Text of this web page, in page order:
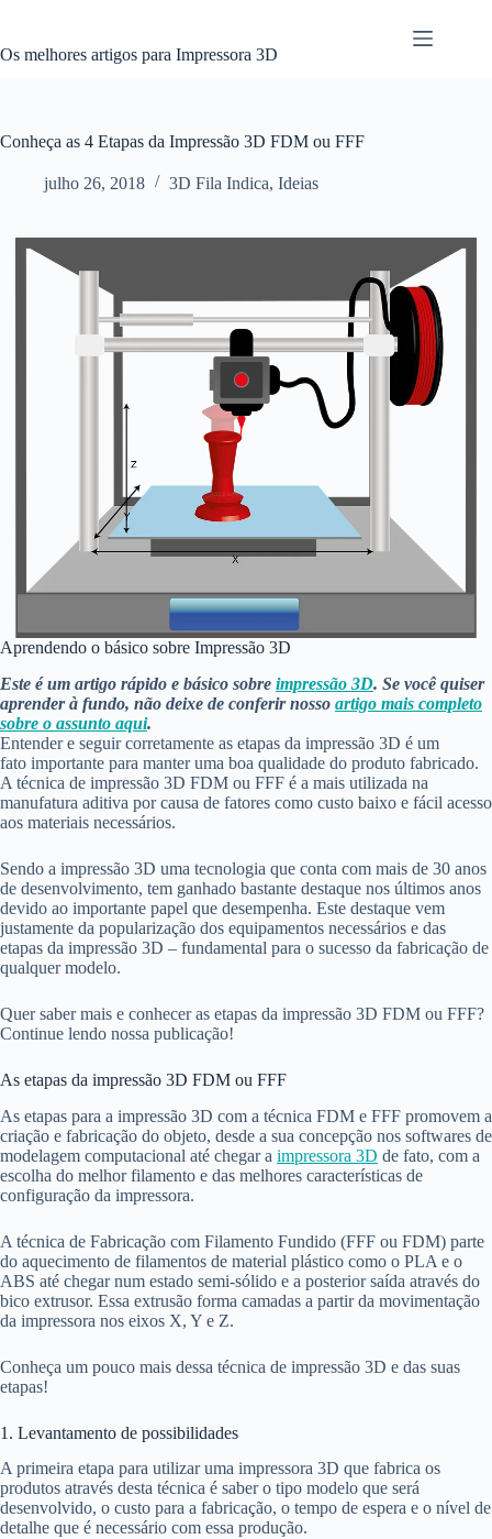
o
Os melhores artigos para Impressora 3D
Conheça as 4 Etapas da Impressão 3D FDM ou FFF
julho 26, 2018 3D Fila Indica, Ideias
Aprendendo o básico sobre Impressão 3D
Este é um artigo rápido e básico sobre impressão 3D. Se você quiser
aprender à fundo, não deixe de conferir nosso artigo mais completo
sobre o assunto aqui.
Entender e seguir corretamente as etapas da impressão 3D é um
fato importante para manter uma boa qualidade do produto fabricado.
A técnica de impressão 3D FDM ou FFF é a mais utilizada na
manufatura aditiva por causa de fatores como custo baixo e fácil acesso
aos materiais necessários.
Sendo a impressão 3D uma tecnologia que conta com mais de 30 anos
de desenvolvimento, tem ganhado bastante destaque nos últimos anos
devido ao importante papel que desempenha. Este destaque vem
justamente da popularização dos equipamentos necessários e das
etapas da impressão 3D – fundamental para o sucesso da fabricação de
qualquer modelo.
Quer saber mais e conhecer as etapas da impressão 3D FDM ou FFF?
Continue lendo nossa publicação!
As etapas da impressão 3D FDM ou FFF
As etapas para a impressão 3D com a técnica FDM e FFF promovem a
criação e fabricação do objeto, desde a sua concepção nos softwares de
modelagem computacional até chegar a impressora 3D de fato, com a
escolha do melhor filamento e das melhores características de
configuração da impressora.
A técnica de Fabricação com Filamento Fundido (FFF ou FDM) parte
do aquecimento de filamentos de material plástico como o PLA e o
ABS até chegar num estado semi-sólido e a posterior saída através do
bico extrusor. Essa extrusão forma camadas a partir da movimentação
da impressora nos eixos X, Y e Z.
Conheça um pouco mais dessa técnica de impressão 3D e das suas
etapas!
1. Levantamento de possibilidades
A primeira etapa para utilizar uma impressora 3D que fabrica os
produtos através desta técnica é saber o tipo modelo que será
desenvolvido, o custo para a fabricação, o tempo de espera e o nível de
detalhe que é necessário com essa produção.